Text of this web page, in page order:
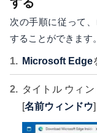
次の手順に従って
することができます。
Microsoft Edge
タイトル ウィン
[名前ウィンドウ